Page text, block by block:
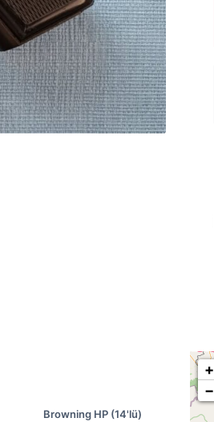
Browning HP (14'lü)
+
−